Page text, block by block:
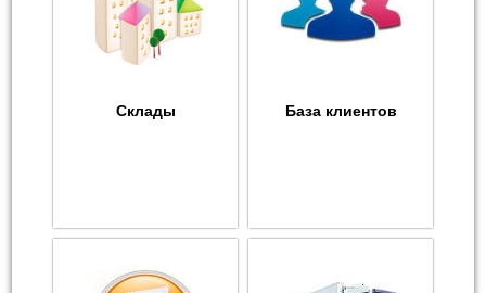
Склады База клиентов